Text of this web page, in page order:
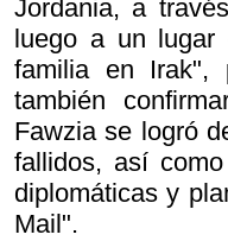
Jordania, a
luego a un lugar
familia en Irak",
también
Fawzia se logró
fallidos, así
diplomáticas y
Mail".